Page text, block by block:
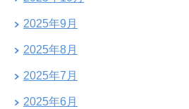
2025年9月
2025年8月
2025年7月
2025年6月